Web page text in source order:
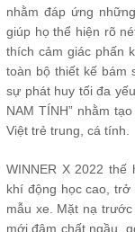
nhằm đáp ứng
giúp họ thể hiện rõ
thích cảm giác phấn
toàn bộ thiết kế bám
sự phát huy tối đa
NAM TÍNH” nhằm
Việt trẻ trung, cá tính.
WINNER X 2022
khí động học cao, trở
mẫu xe. Mặt nạ
mới đậm chất ngầu,